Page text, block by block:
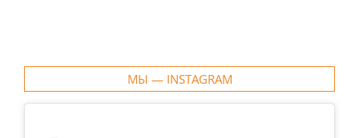
МЫ — INSTAGRAM